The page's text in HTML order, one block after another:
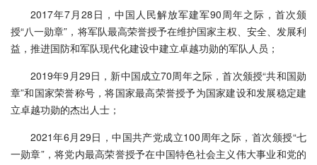
2017年7月28日，中国人民解放军建军90周年之际，首次颁
授“八一勋章”，将军队最高荣誉授予在维护国家主权、安全、发展利
益，推进国防和军队现代化建设中建立卓越功勋的军队人员；
2019年9月29日，新中国成立70周年之际，首次颁授“共和国勋
章”和国家荣誉称号，将国家最高荣誉授予为国家建设和发展稳定建
立卓越功勋的杰出人士；
2021年6月29日，中国共产党成立100周年之际，首次颁授“七
一勋章”，将党内最高荣誉授予在中国特色社会主义伟大事业和党的